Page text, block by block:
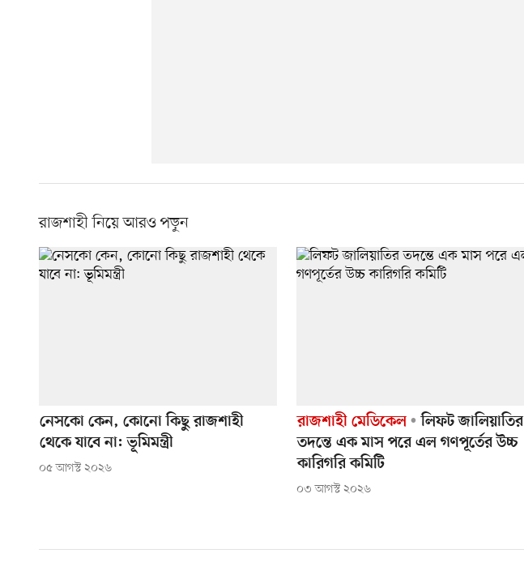
রাজশাহী নিয়ে আরও পড়ুন
নেসকো কেন, কোনো কিছু রাজশাহী
থেকে যাবে না: ভূমিমন্ত্রী
০৫ আগস্ট ২০২৬
রাজশাহী মেডিকেল
লিফট জালিয়াতির
তদন্তে এক মাস পরে এল গণপূর্তের উচ্চ
কারিগরি কমিটি
০৩ আগস্ট ২০২৬